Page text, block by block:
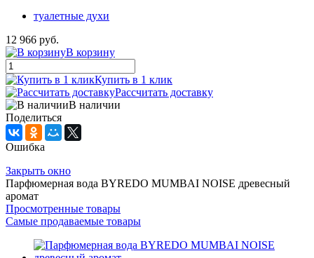
туалетные духи
12 966 руб.
В корзину
Купить в 1 клик
Рассчитать доставку
В наличии
Поделиться
Ошибка
Закрыть окно
Парфюмерная вода BYREDO MUMBAI NOISE древесный
аромат
Просмотренные товары
Самые продаваемые товары